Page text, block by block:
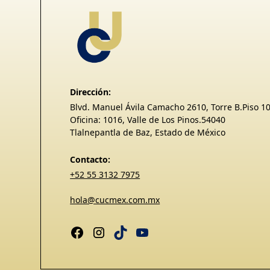
Dirección:
Blvd. Manuel Ávila Camacho 2610, Torre B.Piso 10
Oficina: 1016, Valle de Los Pinos.54040
Tlalnepantla de Baz, Estado de México
Contacto:
+52 55 3132 7975
hola@cucmex.com.mx